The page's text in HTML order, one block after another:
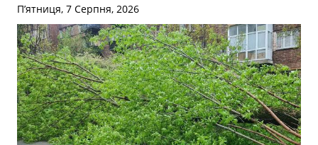
П’ятниця, 7 Серпня, 2026